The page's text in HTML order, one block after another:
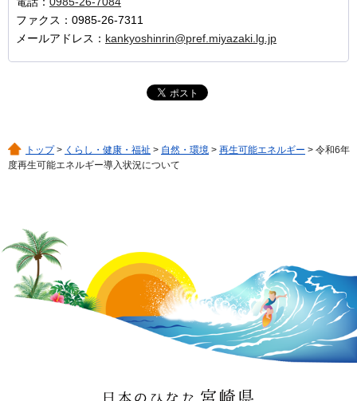
ファクス：0985-26-7311
メールアドレス： kankyoshinrin@pref.miyazaki.lg.jp
トップ> くらし・健康・福祉 > 自然・環境 > 再生可能エネルギー > 令和6年
度再生可能エネルギー導入状況について
日本のひなた 宮崎県